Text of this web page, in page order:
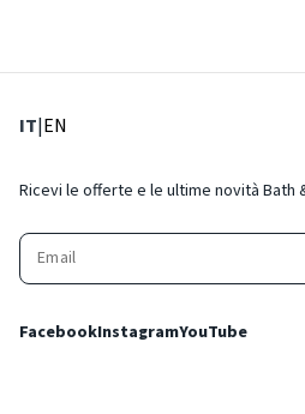
IT: Lingua corrente
|EN
Ricevi le offerte e le ultime novità Bath
FacebookInstagramYouTube